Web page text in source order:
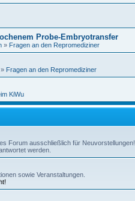
Probe-Embryotransfer
» Fragen an den Repromediziner
» Fragen an den Repromediziner
KiWu
Forum ausschließlich für Neuvorstellungen!
werden.
sowie Veranstaltungen.